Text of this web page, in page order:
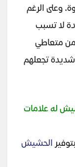
وعلى الرغم
لا تسبب
من متعاطي
تجعلهم
له علامات
الحشيش